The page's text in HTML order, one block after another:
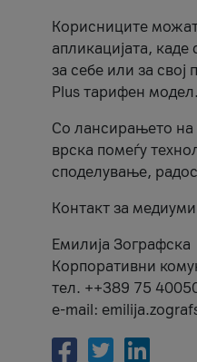
Корисниците можат
апликацијата, каде
за себе или за
Plus тарифен модел.
Со лансирањето на
врска помеѓу
споделување,
Контакт за
Емилија Зографска
Корпоративни
тел. ++389 75
e-mail: